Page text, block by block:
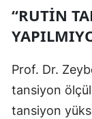
“RUTIN
Prof. Dr.
tansiyon
tansiyon